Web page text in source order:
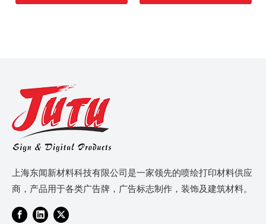
上海东闻新材料科技有限公司是一家领先的喷绘打印材料供应
商，产品用于各类广告牌，广告标志制作，装饰及建筑材料。